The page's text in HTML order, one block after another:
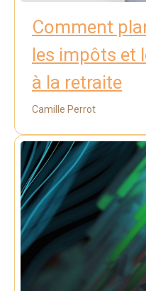
Comment
les impôts et
à la retraite
Camille Perrot